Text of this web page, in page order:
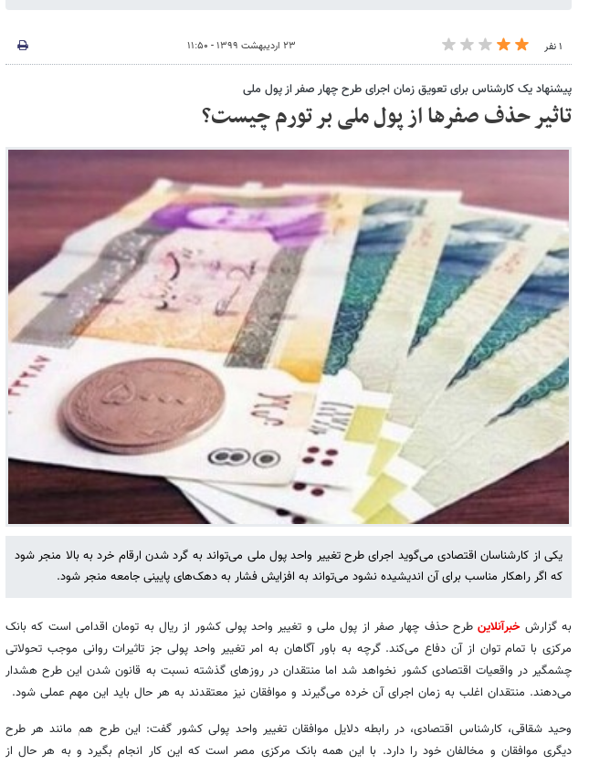
۱ نفر ۲۳ اردیبهشت ۱۳۹۹ - ۱۱:۵۰
پیشنهاد یک کارشناس برای تعویق زمان اجرای طرح چهار صفر از پول ملی
تاثیر حذف صفرها از پول ملی بر تورم چیست؟
یکی از کارشناسان اقتصادی می‌گوید اجرای طرح تغییر واحد پول ملی می‌تواند به گرد شدن ارقام خرد به بالا منجر شود
که اگر راهکار مناسب برای آن اندیشیده نشود می‌تواند به افزایش فشار به دهک‌های پایینی جامعه منجر شود.
به گزارشخبرآنلاینطرح حذف چهار صفر از پول ملی و تغییر واحد پولی کشور از ریال به تومان اقدامی است که بانک
مرکزی با تمام توان از آن دفاع می‌کند. گرچه به باور آگاهان به امر تغییر واحد پولی جز تاثیرات روانی موجب تحولاتی
چشمگیر در واقعیات اقتصادی کشور نخواهد شد اما منتقدان در روزهای گذشته نسبت به قانون شدن این طرح هشدار
می‌دهند. منتقدان اغلب به زمان اجرای آن خرده می‌گیرند و موافقان نیز معتقدند به هر حال باید این مهم عملی شود.
وحید شقاقی، کارشناس اقتصادی، در رابطه دلایل موافقان تغییر واحد پولی کشور گفت:‌ این طرح هم مانند هر طرح
دیگری موافقان و مخالفان خود را دارد. با این همه بانک مرکزی مصر است که این کار انجام بگیرد و به هر حال از